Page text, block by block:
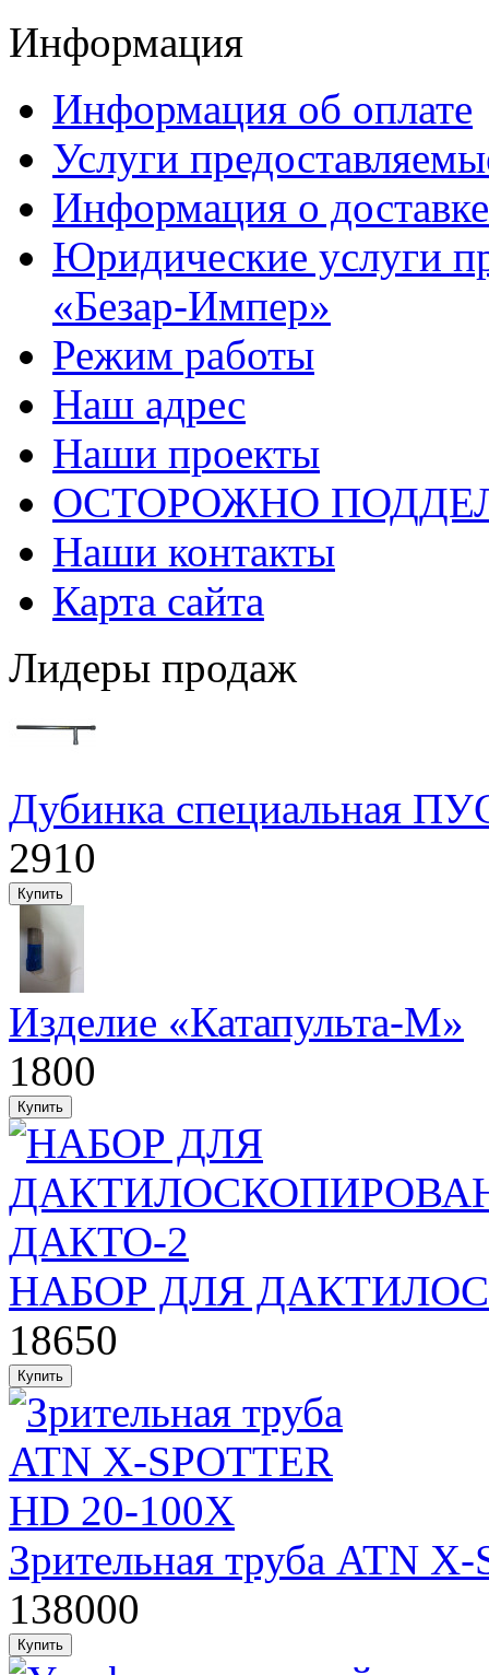
Информация
Информация об оплате
Услуги
Информация о доставке
Юридические услуги
«Безар-Импер»
Режим работы
Наш адрес
Наши проекты
ОСТОРОЖНО
Наши контакты
Карта сайта
Лидеры продаж
Дубинка специальная
2910
Изделие «Катапульта-М»
1800
НАБОР ДЛЯ
18650
Зрительная труба ATN
138000